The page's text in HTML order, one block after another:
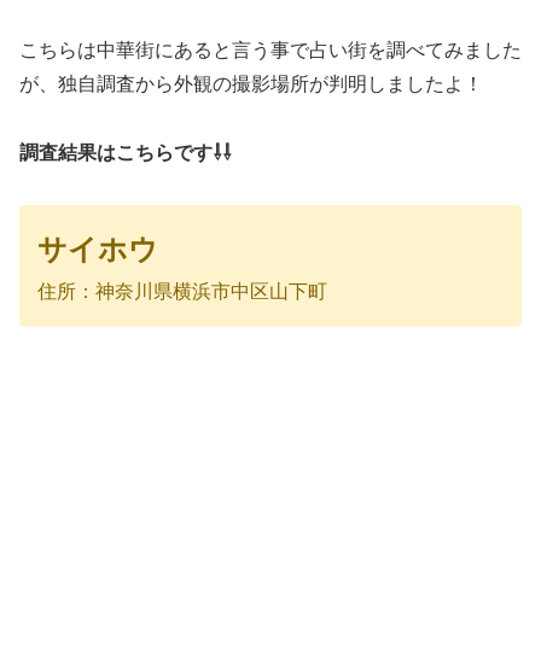
こちらは中華街にあると言う事で占い街を調べてみました
が、独自調査から外観の撮影場所が判明しましたよ！
調査結果はこちらです⇩⇩
サイホウ
住所：神奈川県横浜市中区山下町